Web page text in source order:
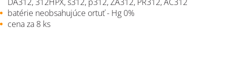
batérie neobsahujúce ortuť - Hg 0%
cena za 8 ks